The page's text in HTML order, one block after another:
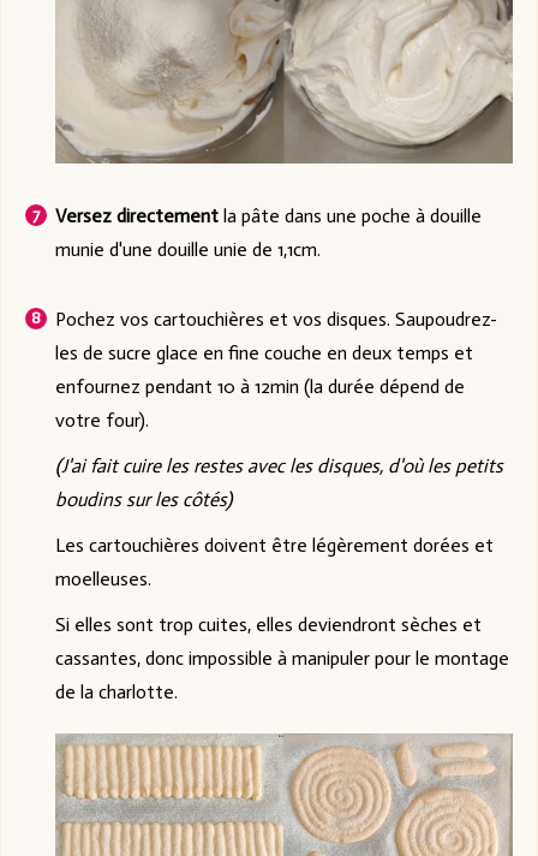
Versez directement la pâte dans une poche à douille
munie d'une douille unie de 1,1cm.
Pochez vos cartouchières et vos disques. Saupoudrez-
les de sucre glace en fine couche en deux temps et
enfournez pendant 10 à 12min (la durée dépend de
votre four).
(J'ai fait cuire les restes avec les disques, d'où les petits
boudins sur les côtés)
Les cartouchières doivent être légèrement dorées et
moelleuses.
Si elles sont trop cuites, elles deviendront sèches et
cassantes, donc impossible à manipuler pour le montage
de la charlotte.